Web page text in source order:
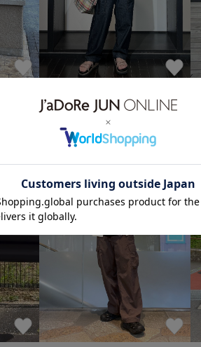
レット
KUWA